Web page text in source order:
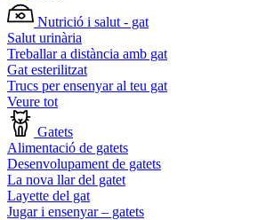
Nutrició i salut - gat
Salut urinària
Treballar a distància amb gat
Gat esterilitzat
Trucs per ensenyar al teu gat
Veure tot
Gatets
Alimentació de gatets
Desenvolupament de gatets
La nova llar del gatet
Layette del gat
Jugar i ensenyar – gatets